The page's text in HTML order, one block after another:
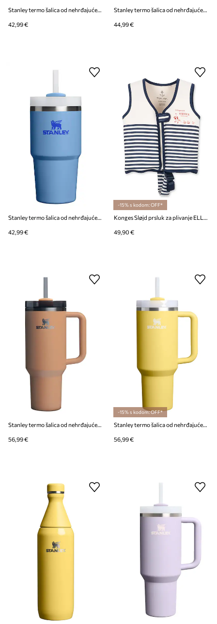
Stanley termo šalica od nehrđajućeg čelika Quencher® H2,O FlowState™ 0,59l
42,99 €
Stanley termo šalica od nehrđajućeg čelika Quencher® H2,O FlowState™ 0,59l
44,99 €
42,99 €
-15% s kodom: OFF*
49,90 €
Stanley termo šalica od nehrđajućeg čelika Quencher H2.O FlowState™ 1,18 l
56,99 €
-15% s kodom: OFF*
Stanley termo šalica od nehrđajućeg čelika Quencher® ProTour Flip Straw 1,18 l
56,99 €